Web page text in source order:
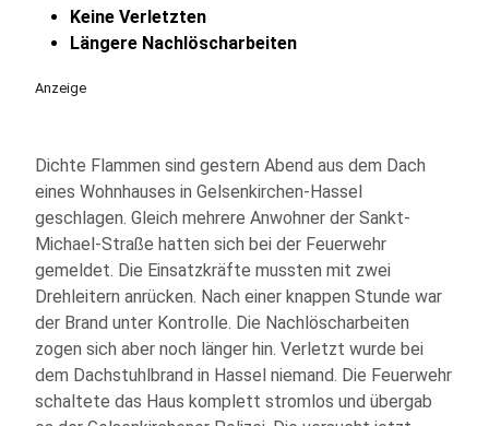
Keine Verletzten
Längere Nachlöscharbeiten
Anzeige
Dichte Flammen sind gestern Abend aus dem Dach
eines Wohnhauses in Gelsenkirchen-Hassel
geschlagen. Gleich mehrere Anwohner der Sankt-
Michael-Straße hatten sich bei der Feuerwehr
gemeldet. Die Einsatzkräfte mussten mit zwei
Drehleitern anrücken. Nach einer knappen Stunde war
der Brand unter Kontrolle. Die Nachlöscharbeiten
zogen sich aber noch länger hin. Verletzt wurde bei
dem Dachstuhlbrand in Hassel niemand. Die Feuerwehr
schaltete das Haus komplett stromlos und übergab